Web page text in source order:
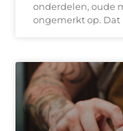
onderdelen, oude
ongemerkt op. Dat